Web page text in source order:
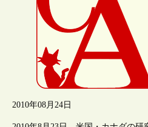
2010年08月24日